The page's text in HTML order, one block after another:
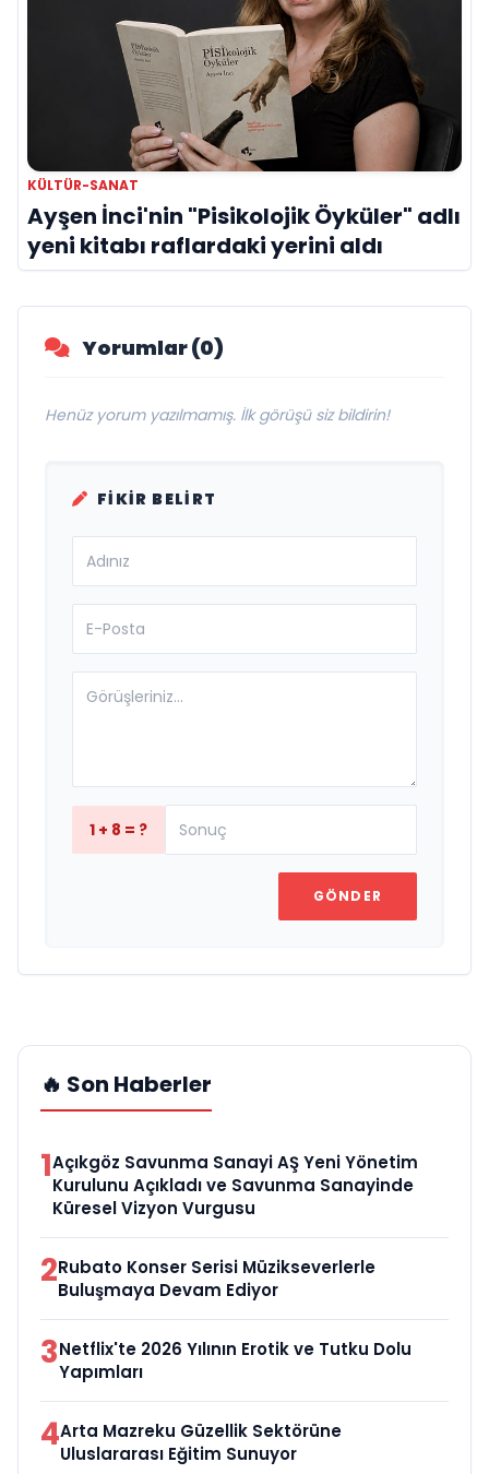
KÜLTÜR-SANAT
Ayşen İnci'nin "Pisikolojik Öyküler" adlı
yeni kitabı raflardaki yerini aldı
Yorumlar (0)
Henüz yorum yazılmamış. İlk görüşü siz bildirin!
FIKIR BELIRT
1 + 8 = ?
GÖNDER
🔥 Son Haberler
1Açıkgöz Savunma Sanayi AŞ Yeni Yönetim
Kurulunu Açıkladı ve Savunma Sanayinde
Küresel Vizyon Vurgusu
2Rubato Konser Serisi Müzikseverlerle
Buluşmaya Devam Ediyor
3Netflix'te 2026 Yılının Erotik ve Tutku Dolu
Yapımları
4Arta Mazreku Güzellik Sektörüne
Uluslararası Eğitim Sunuyor